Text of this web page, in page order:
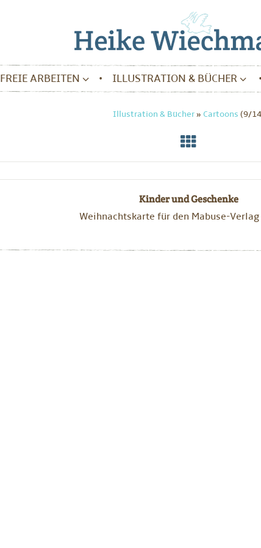
FREIE ARBEITEN ILLUSTRATION & BÜCHER
Illustration & Bücher» Cartoons (9/
Kinder und Geschenke
Weihnachtskarte für den Mabuse-Verlag